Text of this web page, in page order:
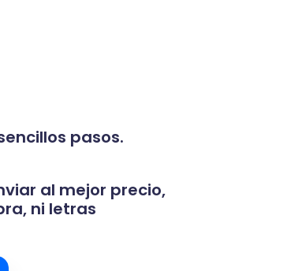
pasos.
al mejor precio,
ni letras